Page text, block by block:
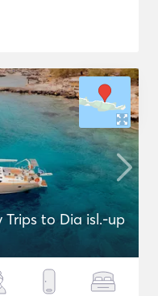
Trips to Dia isl.-up